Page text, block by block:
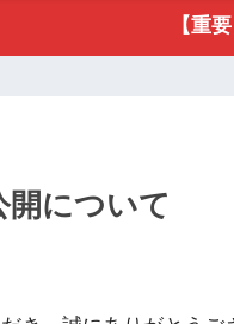
【重
開について